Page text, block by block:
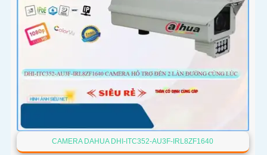
CAMERA DAHUA DHI-ITC352-AU3F-IRL8ZF1640